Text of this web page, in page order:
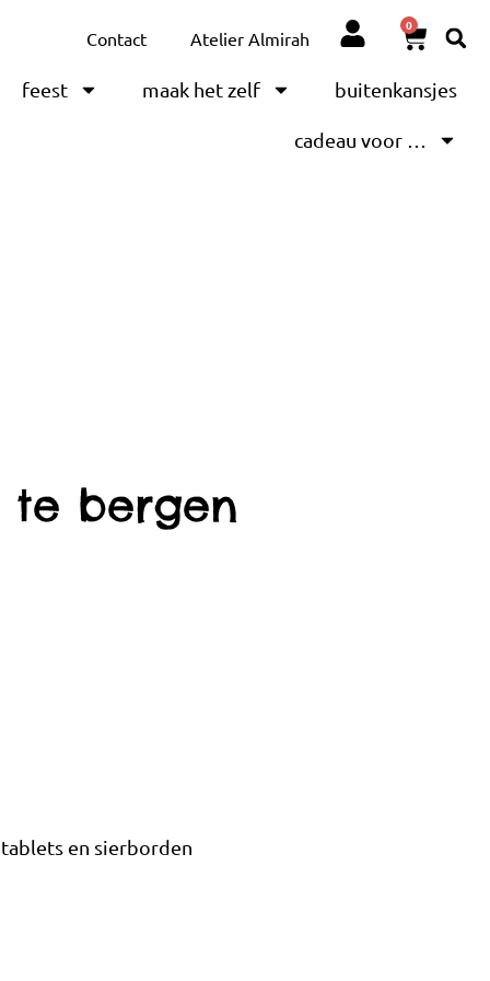
Contact Atelier Almirah
0
feest maak het zelf buitenkansjes
cadeau voor …
te bergen
en sierborden